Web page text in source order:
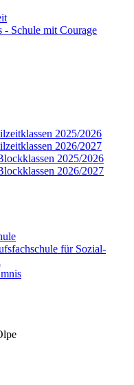
- Schule mit Courage
2025/2026
2026/2027
2025/2026
2026/2027
für Sozial-